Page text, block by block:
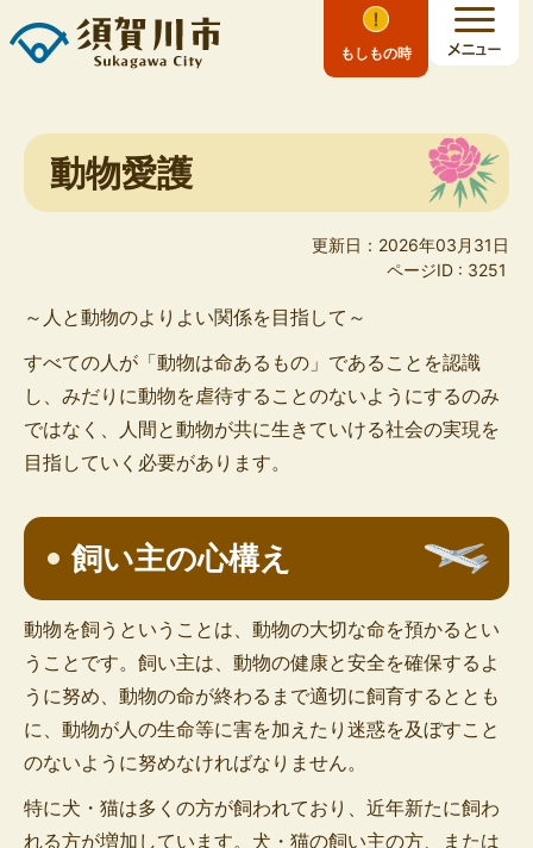
もしもの時
動物愛護
更新日：2026年03月31日
ページID : 3251
～人と動物のよりよい関係を目指して～
すべての人が「動物は命あるもの」であることを認識
し、みだりに動物を虐待することのないようにするのみ
ではなく、人間と動物が共に生きていける社会の実現を
目指していく必要があります。
飼い主の心構え
動物を飼うということは、動物の大切な命を預かるとい
うことです。飼い主は、動物の健康と安全を確保するよ
うに努め、動物の命が終わるまで適切に飼育するととも
に、動物が人の生命等に害を加えたり迷惑を及ぼすこと
のないように努めなければなりません。
特に犬・猫は多くの方が飼われており、近年新たに飼わ
れる方が増加しています。犬・猫の飼い主の方、または